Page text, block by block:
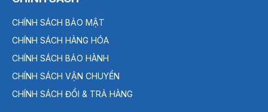
CHÍNH SÁCH BẢO MẬT
CHÍNH SÁCH HÀNG HÓA
CHÍNH SÁCH BẢO HÀNH
CHÍNH SÁCH VẬN CHUYỂN
CHÍNH SÁCH ĐỔI & TRẢ HÀNG